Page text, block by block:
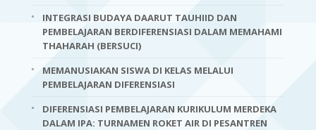
INTEGRASI BUDAYA DAARUT TAUHIID DAN
PEMBELAJARAN BERDIFERENSIASI DALAM MEMAHAMI
THAHARAH (BERSUCI)
MEMANUSIAKAN SISWA DI KELAS MELALUI
PEMBELAJARAN DIFERENSIASI
DIFERENSIASI PEMBELAJARAN KURIKULUM MERDEKA
DALAM IPA: TURNAMEN ROKET AIR DI PESANTREN